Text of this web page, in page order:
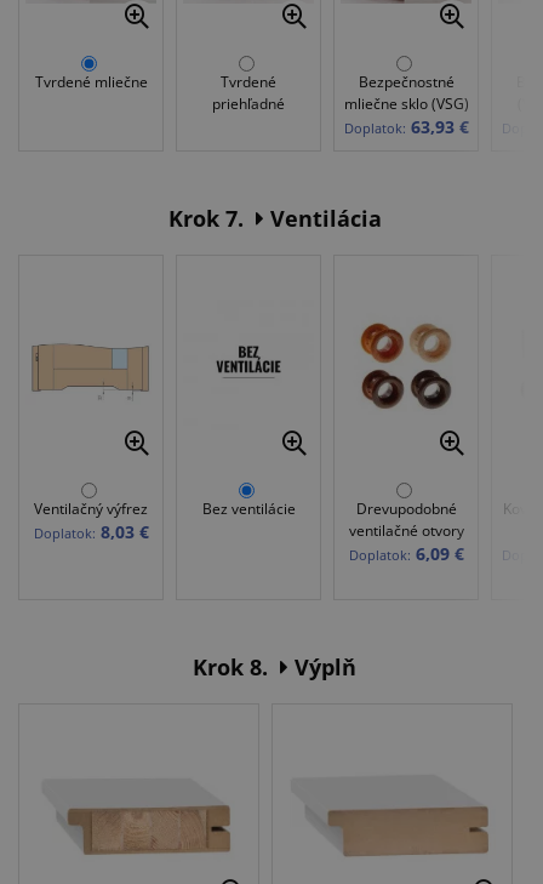
Tvrdené mliečne
Tvrdené
priehľadné
Bezpečnostné
mliečne sklo (VSG)
Doplatok: 63,93 €
Krok 7. Ventilácia
Ventilačný výfrez
Doplatok: 8,03 €
Bez ventilácie
Drevupodobné
ventilačné otvory
Doplatok: 6,09 €
Krok 8. Výplň